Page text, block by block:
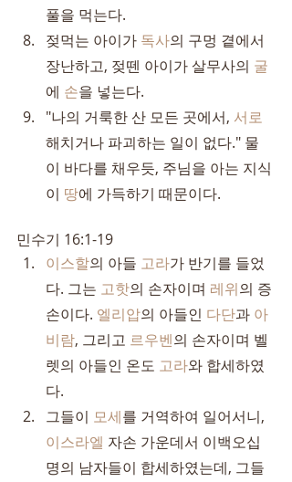
풀을 먹는다.
젖먹는 아이가 독사의 구멍 곁에서
장난하고, 젖뗀 아이가 살무사의 굴
에 손을 넣는다.
"나의 거룩한 산 모든 곳에서, 서로
해치거나 파괴하는 일이 없다." 물
이 바다를 채우듯, 주님을 아는 지식
이 땅에 가득하기 때문이다.
민수기 16:1-19
이스할의 아들 고라가 반기를 들었
다. 그는 고핫의 손자이며 레위의 증
손이다. 엘리압의 아들인 다단과 아
비람, 그리고 르우벤의 손자이며 벨
렛의 아들인 온도 고라와 합세하였
다.
그들이 모세를 거역하여 일어서니,
이스라엘 자손 가운데서 이백오십
명의 남자들이 합세하였는데, 그들